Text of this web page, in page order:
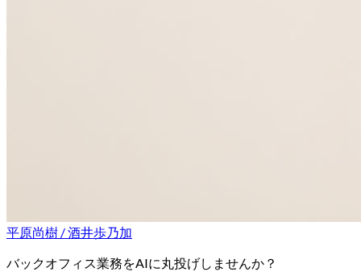
平原尚樹 / 酒井歩乃加
バックオフィス業務をAIに丸投げしませんか？